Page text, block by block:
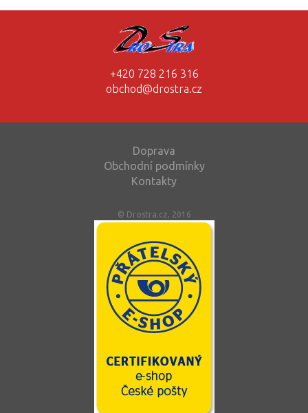
+420 728 216 316
obchod@drostra.cz
Doprava
Obchodní podmínky
Kontakty
© Drostra.cz, 2016